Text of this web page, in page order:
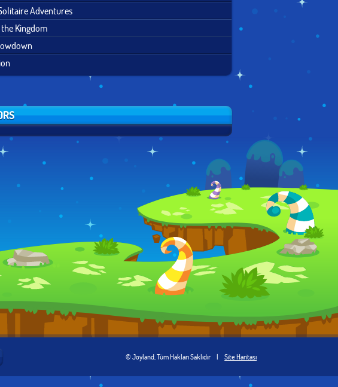
Adventures
Kingdom
© Joyland, Tüm Hakları Saklıdır | Site Haritası